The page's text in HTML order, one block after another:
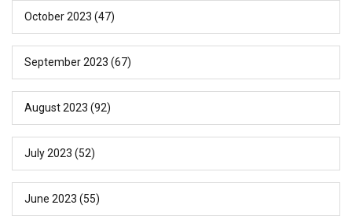
October 2023 (47)
September 2023 (67)
August 2023 (92)
July 2023 (52)
June 2023 (55)